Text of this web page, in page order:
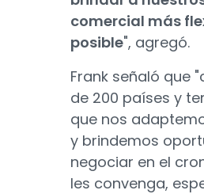
comercial más
posible", agregó.
Frank señaló que
de 200 países y
que nos
y brindemos
negociar en el
les convenga,